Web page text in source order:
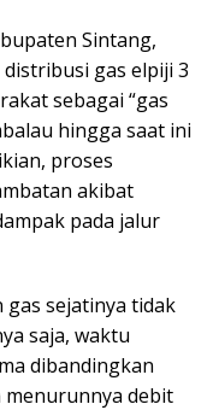
Sintang,
gas elpiji 3
sebagai “gas
hingga saat ini
proses
akibat
pada jalur
gas sejatinya tidak
saja, waktu
dibandingkan
menurunnya debit